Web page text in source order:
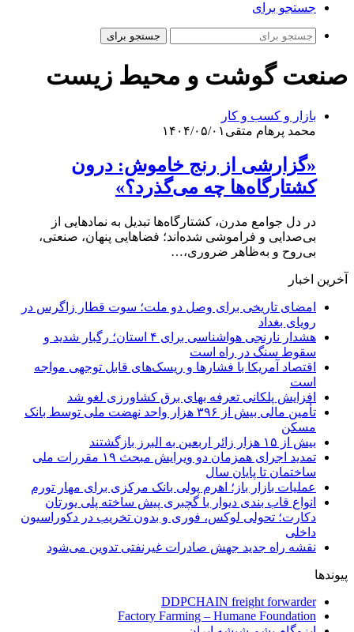
جستجو برای
جستجو برای
صنعت گوشت و محیط زیست
بازار و کسب و کار
محمد پرهام متقی ۱۴۰۴/۰۵/۰۱
«گزارشی از رنج خاموش: درون
کشتارگاه‌ها چه می‌گذرد؟»
در دل جوامع مدرن، کشتارگاه‌ها تبدیل به نمادهایی از
بی‌صدایی و فراموشی شده‌اند؛ فضاهایی پنهان، صنعتی،
بی‌روح و به‌ظاهر ضروری،…
آخرین اخبار
امضای تاریخی برای وصل دو ملت؛ سوت قطار زاگرس در
رویای بغداد
هشدار نارنجی هواشناسی برای ۴ استان؛ رگبار شدید و
سقوط سنگ در راه است
اقتصاد آمریکا با فشارها و ریسک‌های قابل توجهی مواجه
است
افزایش پلکانی تعرفه بهای برق کشاورزی لغو شد
تأمین مالی بیش از ۳۹۶ هزار واحد نهضت ملی توسط بانک
مسکن
بیش از ۱۵ هزار زائر اربعین به البرز بازگشتند
تمدید اجرای همزمان دو ویرایش مبحث ۱۹ مقررات ملی
ساختمان تا پایان سال
عملیات بازار باز؛ اهرم پولی بانک مرکزی برای مهار تورم
انواع قاب بندی دیوار با گچبری پیش ساخته پلی یورتان
دکارت؛ تحولی لوکس، فوری و بدون تخریب در دکوراسیون
داخلی
نقشه راه جدید جهش صادرات غیرنفتی تدوین می‌شود
پیوندها
DDPCHAIN freight forwarder
Factory Farming – Humane Foundation